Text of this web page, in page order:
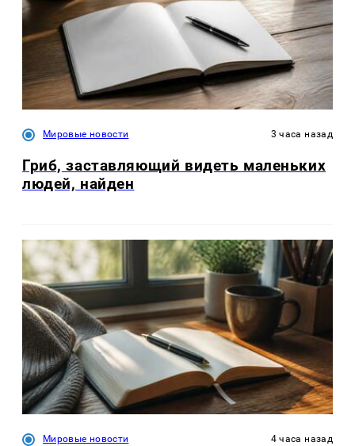
Мировые новости 3 часа назад
Гриб, заставляющий видеть маленьких
людей, найден
Мировые новости 4 часа назад